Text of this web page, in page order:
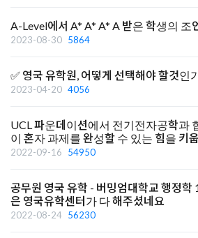
A-Level에서 A* A* A* A 받은 학생의 조
2023-08-30 5864
✅ 영국 유학원, 어떻게 선택해야 할것인
2023-04-20 4056
UCL 파운데이션에서 전기전자공학과
이 혼자 과제를 완성할 수 있는 힘을 키
2022-09-16 54950
공무원 영국 유학 - 버밍엄대학교 행정학
은 영국유학센터가 다 해주셨네요
2022-08-24 56230